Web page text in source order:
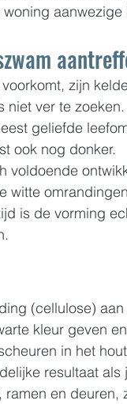
zijn
ver te
geliefde
ook nog donker.
voldoende
witte
is de vorming
(cellulose)
kleur geven
in het
resultaat
en deuren,